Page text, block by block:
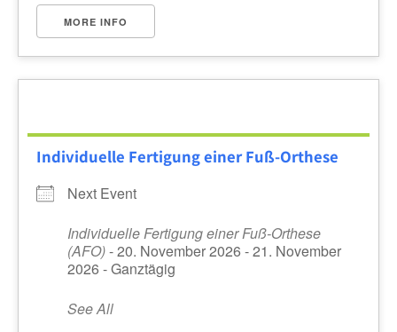
MORE INFO
Individuelle Fertigung einer Fuß-Orthese
Next Event
Individuelle Fertigung einer Fuß-Orthese
(AFO)- 20. November 2026 - 21. November
2026 - Ganztägig
See All